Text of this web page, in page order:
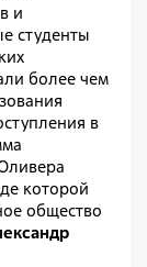
и
студенты
более чем
в
которой
общество